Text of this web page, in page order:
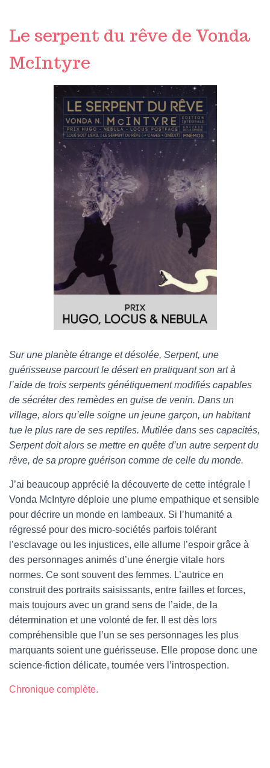
Le serpent du rêve de Vonda
McIntyre
Sur une planète étrange et désolée, Serpent, une
guérisseuse parcourt le désert en pratiquant son art à
l’aide de trois serpents génétiquement modifiés capables
de sécréter des remèdes en guise de venin. Dans un
village, alors qu’elle soigne un jeune garçon, un habitant
tue le plus rare de ses reptiles. Mutilée dans ses capacités,
Serpent doit alors se mettre en quête d’un autre serpent du
rêve, de sa propre guérison comme de celle du monde.
J’ai beaucoup apprécié la découverte de cette intégrale !
Vonda McIntyre déploie une plume empathique et sensible
pour décrire un monde en lambeaux. Si l’humanité a
régressé pour des micro-sociétés parfois tolérant
l’esclavage ou les injustices, elle allume l’espoir grâce à
des personnages animés d’une énergie vitale hors
normes. Ce sont souvent des femmes. L’autrice en
construit des portraits saisissants, entre failles et forces,
mais toujours avec un grand sens de l’aide, de la
détermination et une volonté de fer. Il est dès lors
compréhensible que l’un se ses personnages les plus
marquants soient une guérisseuse. Elle propose donc une
science-fiction délicate, tournée vers l’introspection.
Chronique complète.